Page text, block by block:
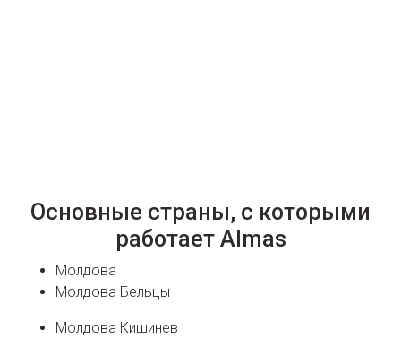
Основные страны, с которыми
работает Almas
Молдова
Молдова Бельцы
Молдова Кишинев